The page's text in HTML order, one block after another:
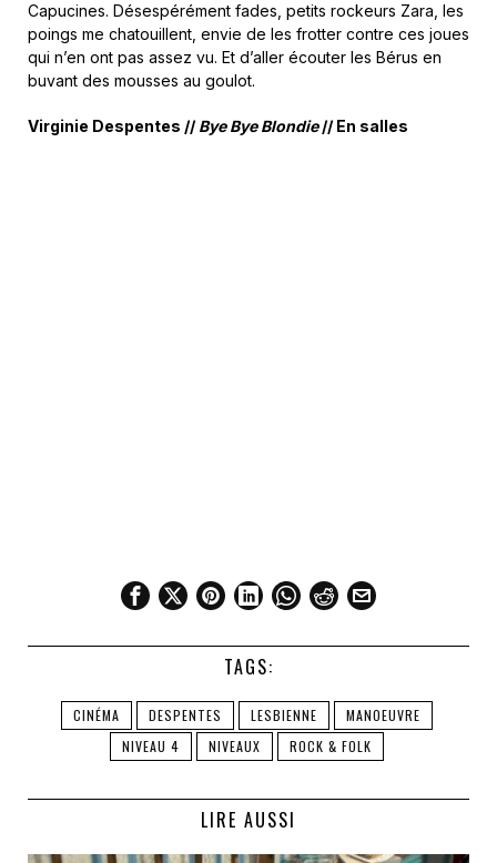
Capucines. Désespérément fades, petits rockeurs Zara, les
poings me chatouillent, envie de les frotter contre ces joues
qui n’en ont pas assez vu. Et d’aller écouter les Bérus en
buvant des mousses au goulot.
Virginie Despentes // Bye Bye Blondie// En salles
TAGS:
CINÉMA DESPENTES LESBIENNE
MANOEUVRE
NIVEAU 4
NIVEAUX ROCK & FOLK
LIRE AUSSI